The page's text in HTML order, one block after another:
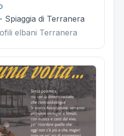
di Terranera
elbani Terranera